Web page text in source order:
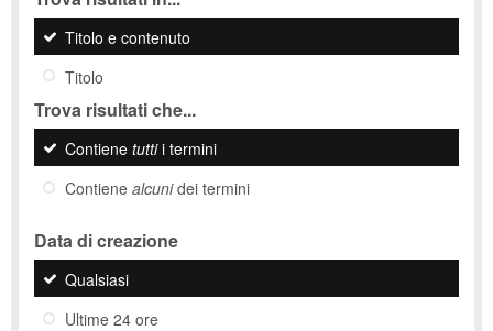
Titolo e contenuto
Titolo
Trova risultati che...
Contiene tuttii termini
Contiene alcunidei termini
Data di creazione
Qualsiasi
Ultime 24 ore